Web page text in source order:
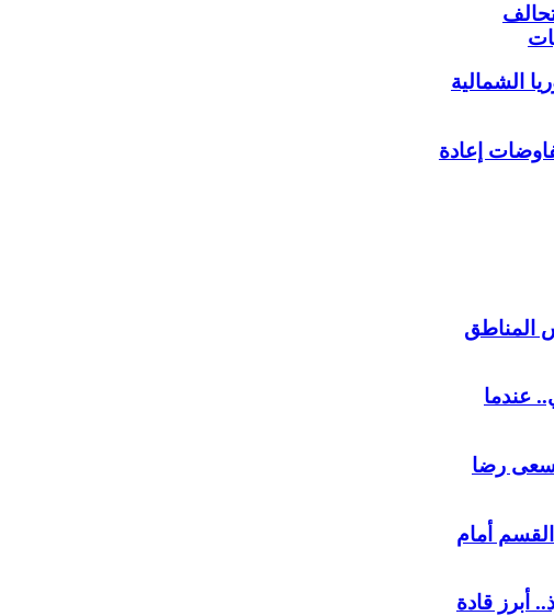
الشمالية
إعادة
المناطق
عندما
يسعى رضا
أمام
أبرز قادة